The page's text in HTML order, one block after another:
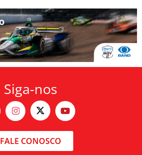
Siga-nos
FALE CONOSCO